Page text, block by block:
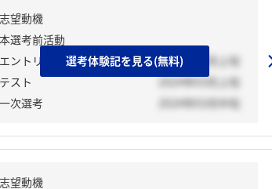
志望動機
本選考前活動
エントリーシート
2024年03月上旬
テスト
2024年03月上旬
一次選考
2024年03月中旬
選考体験記を見る(無料)
志望動機